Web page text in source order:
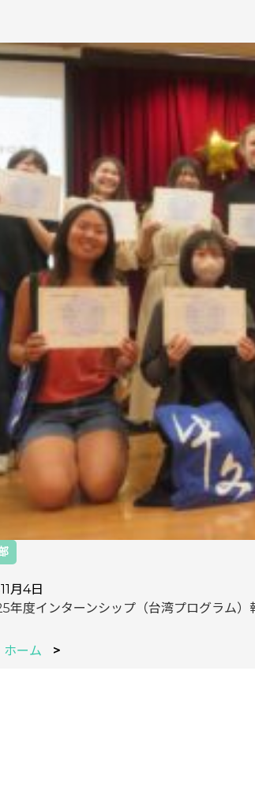
月4日
年度インターンシップ（台湾プログラム）
ホーム